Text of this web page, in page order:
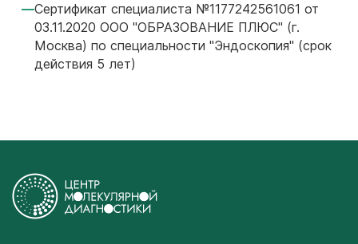
Сертификат специалиста №1177242561061 от
03.11.2020 ООО "ОБРАЗОВАНИЕ ПЛЮС" (г.
Москва) по специальности "Эндоскопия" (срок
действия 5 лет)